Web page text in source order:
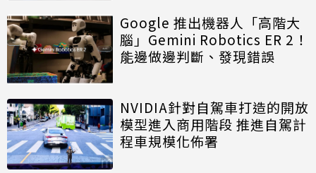
Google 推出機器人「高階大
腦」Gemini Robotics ER 2！
能邊做邊判斷、發現錯誤
NVIDIA針對自駕車打造的開放
模型進入商用階段 推進自駕計
程車規模化佈署